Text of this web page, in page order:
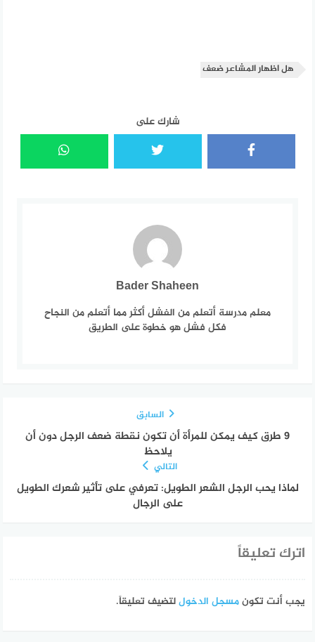
هل اظهار المشاعر ضعف
شارك على
Bader Shaheen
معلم مدرسة أتعلم من الفشل أكثر مما أتعلم من النجاح
فكل فشل هو خطوة على الطريق
السابق
9 طرق كيف يمكن للمرأة أن تكون نقطة ضعف الرجل دون أن
يلاحظ
التالي
لماذا يحب الرجل الشعر الطويل: تعرفي على تأثير شعرك الطويل
على الرجال
اترك تعليقاً
يجب أنت تكونمسجل الدخوللتضيف تعليقاً.